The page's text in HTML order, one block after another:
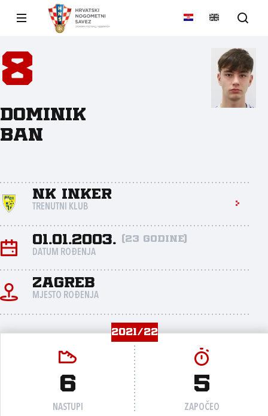
8
Dominik
Ban
NK Inker
TRENUTNI KLUB
01.01.2003. (23 godine)
DATUM ROĐENJA
Zagreb
MJESTO ROĐENJA
2021/22
6
NASTUPI
5
ZAPOČEO